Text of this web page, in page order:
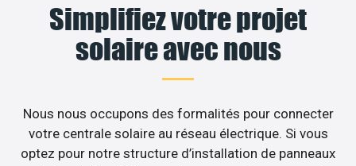
Simplifiez votre projet
solaire avec nous
Nous nous occupons des formalités pour connecter
votre centrale solaire au réseau électrique. Si vous
optez pour notre structure d’installation de panneaux